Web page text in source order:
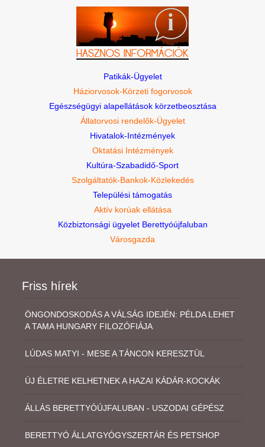
Patikák-Ügyelet
Háziorvosok-Körzeti fogorvosok
Egészségügyi alapellátások körzetbeosztása
Állatorvosi rendelők-Ügyelet
Hivatalok-Intézmények
Oktatási Intézmények
Kultúra-Szabadidő-Sport
Szolgáltatók-Bankok-Közlekedés
Települési támogatás
Aktív korúak ellátása
Közbiztonsági ügyelet Berettyóújfaluban
Városgazda
Friss hírek
ÖNGONDOSKODÁS A VÁLSÁG IDEJÉN: PÉLDA LEHET
A TAMA HUNGARY FILOZÓFIÁJA
LÚDAS MATYI - MESE A TÁNCON KERESZTÜL
ÚJ ÉLETRE KELHETNEK A HAZAI KÁDÁR-KOCKÁK
ÁLLÁS BERETTYÓÚJFALUBAN - USZODAI GÉPÉSZ
BERETTYÓ ÁLLATGYÓGYSZERTÁR ÉS PETSHOP